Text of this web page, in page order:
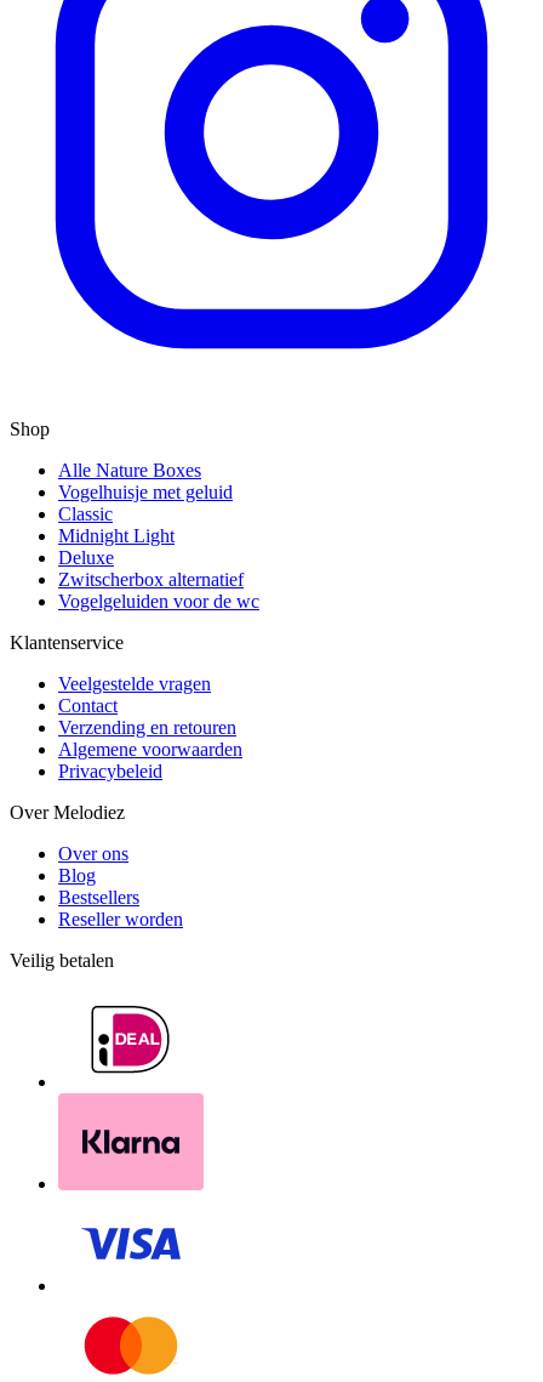
Shop
Alle Nature Boxes
Vogelhuisje met geluid
Classic
Midnight Light
Deluxe
Zwitscherbox alternatief
Vogelgeluiden voor de wc
Klantenservice
Veelgestelde vragen
Contact
Verzending en retouren
Algemene voorwaarden
Privacybeleid
Over Melodiez
Over ons
Blog
Bestsellers
Reseller worden
Veilig betalen